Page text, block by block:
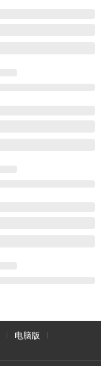
电脑版